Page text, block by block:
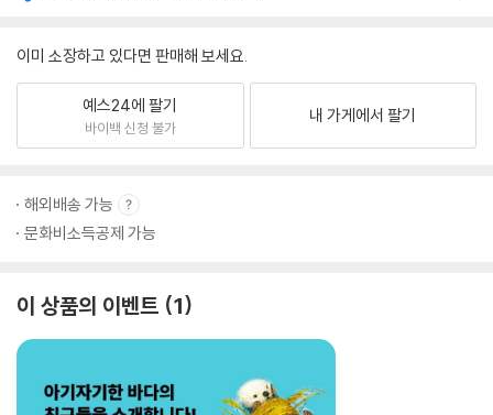
이미 소장하고 있다면 판매해 보세요.
예스24에 팔기
바이백 신청 불가
내 가게에서 팔기
해외배송 가능
문화비소득공제 가능
이 상품의 이벤트 1